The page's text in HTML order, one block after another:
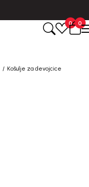
0
0
Košulje za devojcice